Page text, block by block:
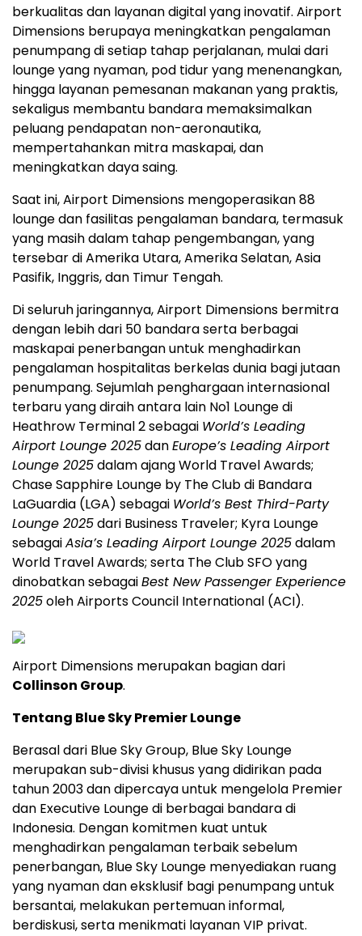
berkualitas dan layanan digital yang inovatif. Airport
Dimensions berupaya meningkatkan pengalaman
penumpang di setiap tahap perjalanan, mulai dari
lounge yang nyaman, pod tidur yang menenangkan,
hingga layanan pemesanan makanan yang praktis,
sekaligus membantu bandara memaksimalkan
peluang pendapatan non-aeronautika,
mempertahankan mitra maskapai, dan
meningkatkan daya saing.
Saat ini, Airport Dimensions mengoperasikan 88
lounge dan fasilitas pengalaman bandara, termasuk
yang masih dalam tahap pengembangan, yang
tersebar diAmerika Utara, Amerika Selatan, Asia
Pasifik, Inggris, dan Timur Tengah.
Di seluruh jaringannya, Airport Dimensions bermitra
dengan lebih dari 50 bandara serta berbagai
maskapai penerbangan untuk menghadirkan
pengalaman hospitalitas berkelas dunia bagi jutaan
penumpang. Sejumlah penghargaan internasional
terbaru yang diraih antara lain No1 Lounge di
Heathrow Terminal 2 sebagai World’s Leading
Airport Lounge 2025danEurope’s Leading Airport
Lounge 2025dalam ajang World Travel Awards;
Chase Sapphire Lounge by The Club di Bandara
LaGuardia (LGA) sebagai World’s Best Third-Party
Lounge 2025dari Business Traveler; Kyra Lounge
sebagaiAsia’s Leading Airport Lounge 2025dalam
World Travel Awards; serta The Club SFO yang
dinobatkan sebagaiBest New Passenger Experience
2025oleh Airports Council International (ACI).
Airport Dimensions merupakan bagian dari
Collinson Group.
Tentang Blue Sky Premier Lounge
Berasal dari Blue Sky Group, Blue Sky Lounge
merupakan sub-divisi khusus yang didirikan pada
tahun 2003 dan dipercaya untuk mengelola Premier
dan Executive Lounge di berbagai bandara di
Indonesia. Dengan komitmen kuat untuk
menghadirkan pengalaman terbaik sebelum
penerbangan, Blue Sky Lounge menyediakan ruang
yang nyaman dan eksklusif bagi penumpang untuk
bersantai, melakukan pertemuan informal,
berdiskusi, serta menikmati layanan VIP privat.